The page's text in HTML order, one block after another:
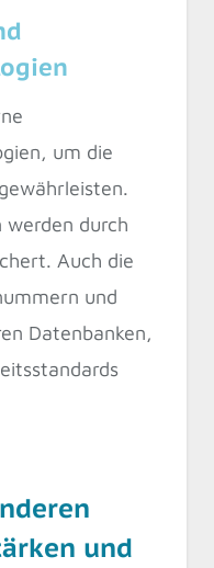
um die
durch
Auch die
und
Datenbanken,
und